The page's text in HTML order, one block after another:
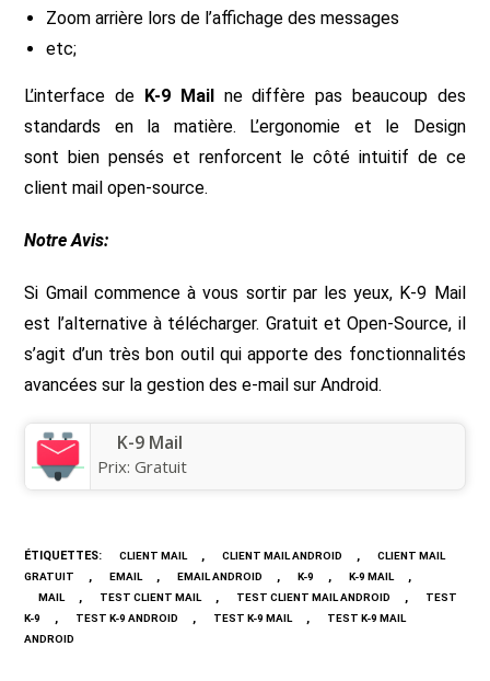
Zoom arrière lors de l’affichage des messages
etc;
L’interface de K-9 Mailne diffère pas beaucoup des
standards en la matière. L’ergonomie et le Design
sont bien pensés et renforcent le côté intuitif de ce
client mail open-source.
Notre Avis:
Si Gmail commence à vous sortir par les yeux, K-9 Mail
est l’alternative à télécharger. Gratuit et Open-Source, il
s’agit d’un très bon outil qui apporte des fonctionnalités
avancées sur la gestion des e-mail sur Android.
K-9 Mail
Prix:Gratuit
ÉTIQUETTES: CLIENT MAIL , CLIENT MAIL ANDROID ,
CLIENT MAIL
GRATUIT
, EMAIL , EMAIL ANDROID , K-9 , K-9 MAIL ,
MAIL , TEST CLIENT MAIL , TEST CLIENT MAIL ANDROID ,
TEST
K-9
, TEST K-9 ANDROID , TEST K-9 MAIL ,
TEST K-9 MAIL
ANDROID